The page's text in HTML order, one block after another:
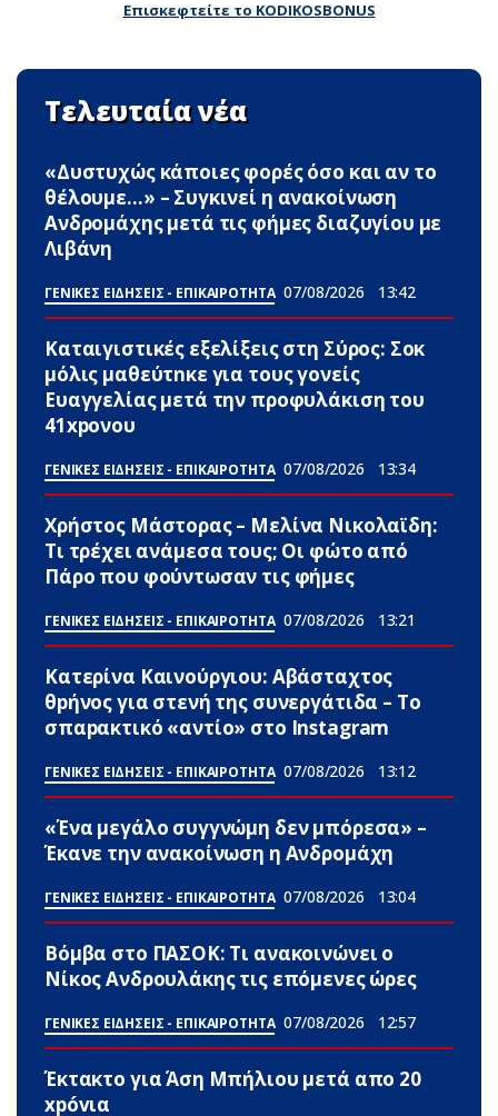
Επισκεφτείτε το KODIKOSBONUS
Τελευταία νέα
«Δυστυχώς κάποιες φορές όσο και αν το
θέλουμε…» – Συγκινεί η ανακοίνωση
Ανδρομάχης μετά τις φήμες διαζυγίου με
Λιβάνη
ΓΕΝΙΚΕΣ ΕΙΔΗΣΕΙΣ - ΕΠΙΚΑΙΡΟΤΗΤΑ 07/08/2026 13:42
Καταιγιστικές εξελίξεις στη Σύρος: Σoκ
μόλις μαθεύτnκε για τους γονείς
Ευαγγελίας μετά την προφυλάκιση του
41xpονου
ΓΕΝΙΚΕΣ ΕΙΔΗΣΕΙΣ - ΕΠΙΚΑΙΡΟΤΗΤΑ 07/08/2026 13:34
Χρήστος Μάστορας – Μελίνα Νικολαϊδη:
Τι τρέχει ανάμεσα τους; Οι φώτο από
Πάρο που φούντωσαν τις φήμες
ΓΕΝΙΚΕΣ ΕΙΔΗΣΕΙΣ - ΕΠΙΚΑΙΡΟΤΗΤΑ 07/08/2026 13:21
Κατερίνα Καινούργιου: Αβάσταχτος
θpήνος για στενή της συνεργάτιδα – Το
σπαpακτικό «αντίο» στο Instagram
ΓΕΝΙΚΕΣ ΕΙΔΗΣΕΙΣ - ΕΠΙΚΑΙΡΟΤΗΤΑ 07/08/2026 13:12
«Ένα μεγάλο συγγνώμη δεν μπόρεσα» –
Έκανε την ανακοίνωση η Ανδρομάχη
ΓΕΝΙΚΕΣ ΕΙΔΗΣΕΙΣ - ΕΠΙΚΑΙΡΟΤΗΤΑ 07/08/2026 13:04
Βόμβα στο ΠΑΣΟΚ: Τι ανακοινώνει ο
Νίκος Ανδρουλάκης τις επόμενες ώρες
ΓΕΝΙΚΕΣ ΕΙΔΗΣΕΙΣ - ΕΠΙΚΑΙΡΟΤΗΤΑ 07/08/2026 12:57
Έκτακτο για Άση Μπήλιου μετά απο 20
xpóvια